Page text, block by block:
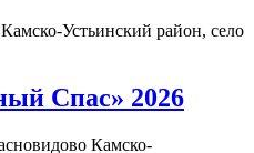
Устьинский район, село
Спас» 2026
Камско-